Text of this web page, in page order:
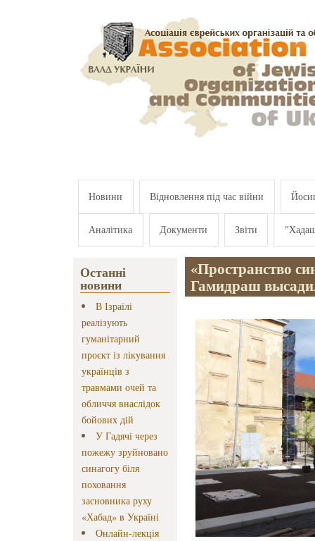
Новини Відновлення під час війни
Аналітика Документи Звіти
Останні
новини
В Ізраїлі
реалізують
гуманітарний
проєкт із лікування
українців з
травмами очей та
обличчя внаслідок
бойових дій
У Гадячі через
пожежу зруйновано
синагогу біля
поховання
засновника руху
«Хабад» в Україні
Онлайн-лекція
«Пространство
Гамидраш